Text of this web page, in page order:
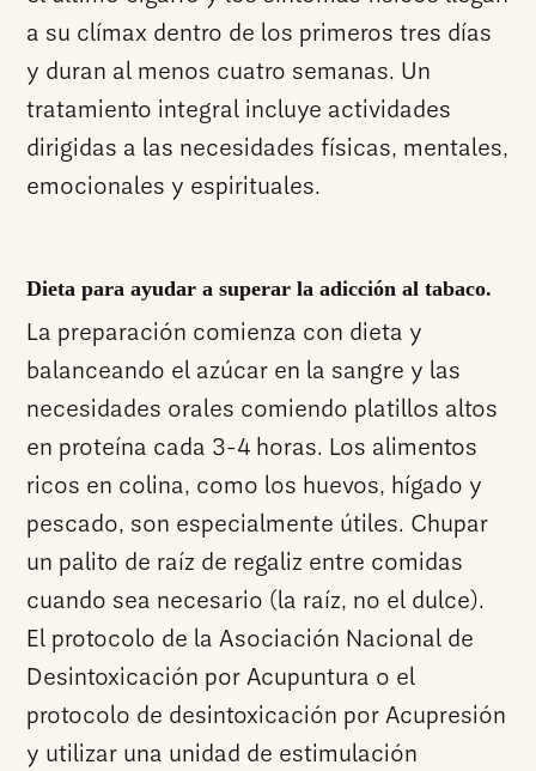
a su clímax dentro de los primeros tres días
y duran al menos cuatro semanas. Un
tratamiento integral incluye actividades
dirigidas a las necesidades físicas, mentales,
emocionales y espirituales.
Dieta para ayudar a superar la adicción al tabaco.
La preparación comienza con dieta y
balanceando el azúcar en la sangre y las
necesidades orales comiendo platillos altos
en proteína cada 3-4 horas. Los alimentos
ricos en colina, como los huevos, hígado y
pescado, son especialmente útiles. Chupar
un palito de raíz de regaliz entre comidas
cuando sea necesario (la raíz, no el dulce).
El protocolo de la Asociación Nacional de
Desintoxicación por Acupuntura o el
protocolo de desintoxicación por Acupresión
y utilizar una unidad de estimulación